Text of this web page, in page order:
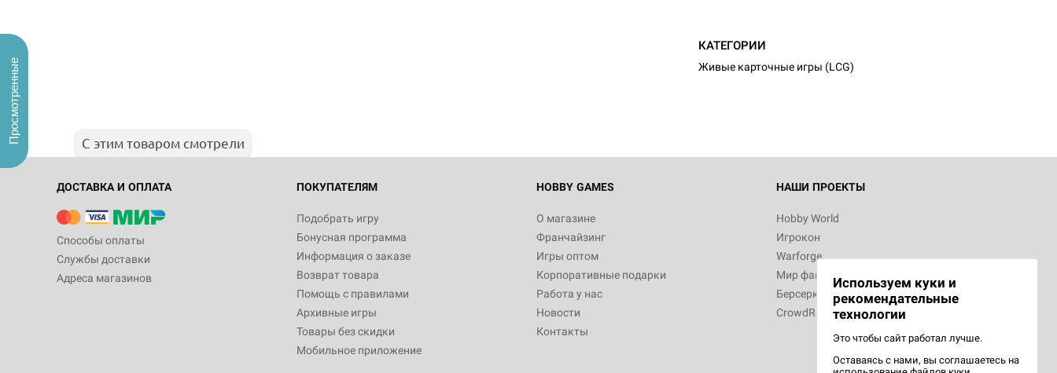
КАТЕГОРИИ
Живые карточные игры (LCG)
С этим товаром смотрели
ДОСТАВКА И ОПЛАТА
Способы оплаты
Службы доставки
Адреса магазинов
ПОКУПАТЕЛЯМ
Подобрать игру
Бонусная программа
Информация о заказе
Возврат товара
Помощь с правилами
Архивные игры
Товары без скидки
Мобильное приложение
HOBBY GAMES
О магазине
Франчайзинг
Игры оптом
Корпоративные подарки
Работа у нас
Новости
Контакты
НАШИ ПРОЕКТЫ
Hobby World
Игрокон
Warforge
Мир фантастики
Берсерк
CrowdRepublic
Используем куки и
рекомендательные
технологии
Это чтобы сайт работал лучше.
Оставаясь с нами, вы соглашаетесь на
Просмотренные
Настольная игра Hobby World Монстры
Белая смерть
12 990
Настольная игра Hobby World Берсерк.
3 490